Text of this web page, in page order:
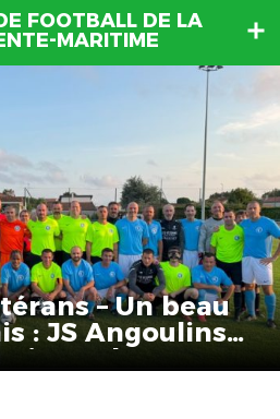
FOOTBALL DE LA
MARITIME
– Un beau
: JS Angoulins
tirs au but